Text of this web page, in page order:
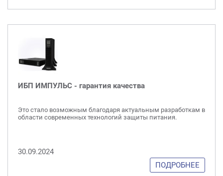
ИБП ИМПУЛЬС - гарантия качества
Это стало возможным благодаря актуальным разработкам в
области современных технологий защиты питания.
30.09.2024
ПОДРОБНЕЕ